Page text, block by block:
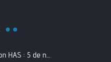
Evaluation HAS : 5 de nos services classés A